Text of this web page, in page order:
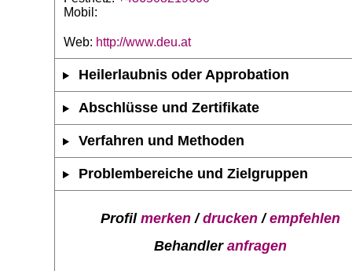
Mobil:
Web: http://www.deu.at
Heilerlaubnis oder Approbation
Abschlüsse und Zertifikate
Verfahren und Methoden
Problembereiche und Zielgruppen
Profil merken/drucken/empfehlen
Behandler anfragen